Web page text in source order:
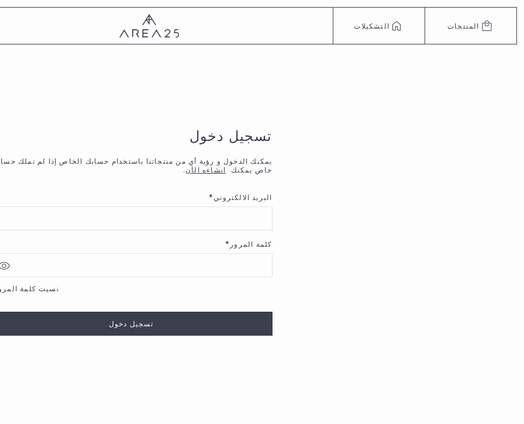
المنتجات التشكيلات
تسجيل دخول
يمكنك الدخول و رؤية أي من منتجاتنا باستخدام حسابك الخاص إذا لم تملك
خاص يمكنك انشاءه الأن .
البريد الالكتروني*
كلمة المرور *
نسيت كلمة
تسجيل دخول